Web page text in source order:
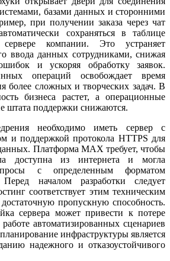
базами данных и сторонними
при получении заказа через чат
сохраняться в таблице
компании. Это устраняет
ввода данных сотрудниками, снижая
и ускоряя обработку заявок.
операций освобождает время
более сложных и творческих задач. В
бизнеса растет, а операционные
штата поддержки снижаются.
необходимо иметь сервер с
и поддержкой протокола HTTPS для
Платформа MAX требует, чтобы
доступна из интернета и могла
с определенным форматом
началом разработки следует
соответствует этим техническим
пропускную способность.
сервера может привести к потере
автоматизированных сценариев
инфраструктуры является
надежного и отказоустойчивого